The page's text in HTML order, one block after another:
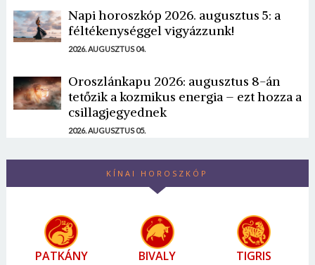
Napi horoszkóp 2026. augusztus 5: a
féltékenységgel vigyázzunk!
2026. AUGUSZTUS 04.
Oroszlánkapu 2026: augusztus 8-án
tetőzik a kozmikus energia – ezt hozza a
csillagjegyednek
2026. AUGUSZTUS 05.
KÍNAI HOROSZKÓP
PATKÁNY BIVALY TIGRIS